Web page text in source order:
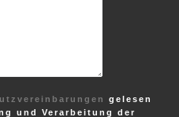
gelesen
und Verarbeitung der